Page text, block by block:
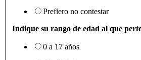
Prefiero no contestar
Indique su rango de edad al que
0 a 17 años